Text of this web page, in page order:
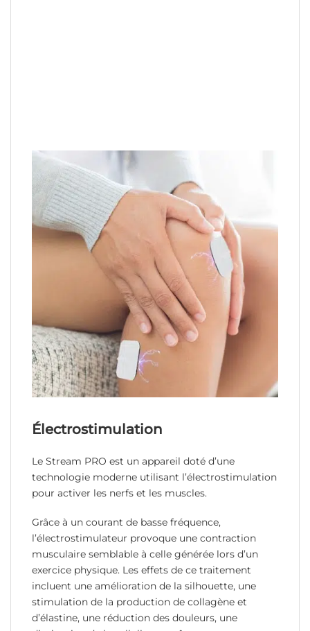
Électrostimulation
Le Stream PRO est un appareil doté d’une
technologie moderne utilisant l’électrostimulation
pour activer les nerfs et les muscles.
Grâce à un courant de basse fréquence,
l’électrostimulateur provoque une contraction
musculaire semblable à celle générée lors d’un
exercice physique. Les effets de ce traitement
incluent une amélioration de la silhouette, une
stimulation de la production de collagène et
d’élastine, une réduction des douleurs, une